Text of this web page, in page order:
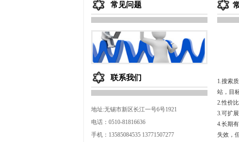
常见问题
联系我们
地址:无锡市新区长江一号6号1921
电话：0510-81816636
手机：13585084535 13771507277
1.搜索
站，目
2.性价
3.可扩
4.长期
失效，